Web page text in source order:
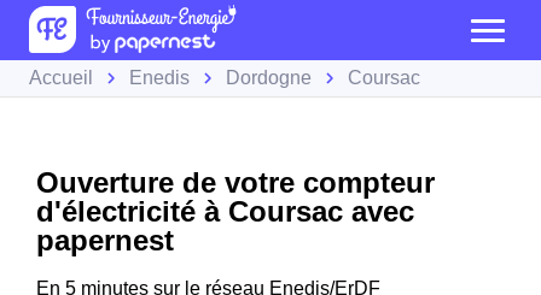
Accueil Enedis Dordogne Coursac